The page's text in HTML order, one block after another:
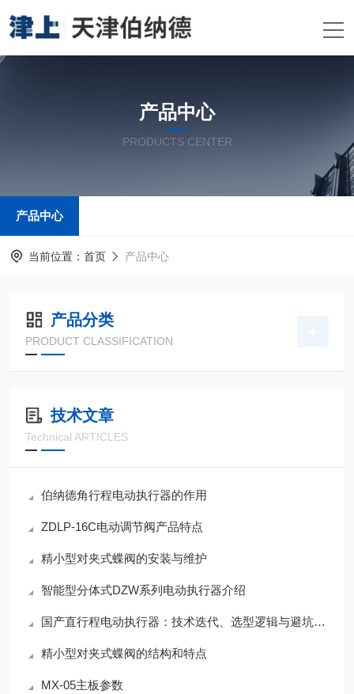
产品中心
PRODUCTS CENTER
产品中心
当前位置： 首页 产品中心
产品分类
PRODUCT CLASSIFICATION
技术文章
Technical ARTICLES
伯纳德角行程电动执行器的作用
ZDLP-16C电动调节阀产品特点
精小型对夹式蝶阀的安装与维护
智能型分体式DZW系列电动执行器介绍
国产直行程电动执行器：技术迭代、选型逻辑与避坑指南
精小型对夹式蝶阀的结构和特点
MX-05主板参数